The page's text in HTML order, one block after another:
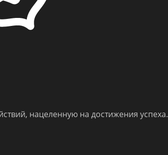
нацеленную на достижения успеха.